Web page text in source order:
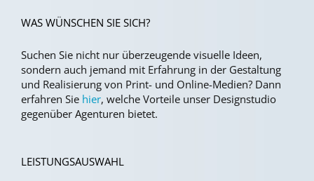
WAS WÜNSCHEN SIE SICH?
Suchen Sie nicht nur überzeugende visuelle Ideen,
sondern auch jemand mit Erfahrung in der Gestaltung
und Realisierung von Print- und Online-Medien? Dann
erfahren Sie hier, welche Vorteile unser Designstudio
gegenüber Agenturen bietet.
LEISTUNGSAUSWAHL